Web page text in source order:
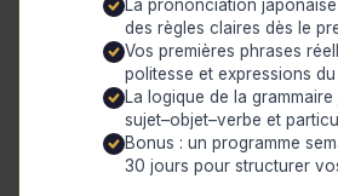
La prononciation
des règles claires dès le
Vos premières phrases
politesse et expressions
La logique de la
sujet–objet–verbe et
Bonus : un programme
30 jours pour structurer
est recouvert d’une fine
donne à la patte sa texture
La sensation des
peau peut varier en
facteurs tels que l’âge du